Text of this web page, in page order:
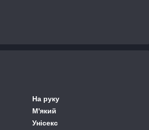
На руку
М'який
Унісекс